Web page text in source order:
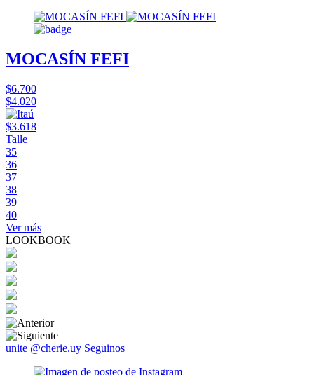
MOCASÍN FEFI
$6.700
$4.020
$3.618
Talle
35
36
37
38
39
40
Ver más
LOOKBOOK
unite @cherie.uy Seguinos